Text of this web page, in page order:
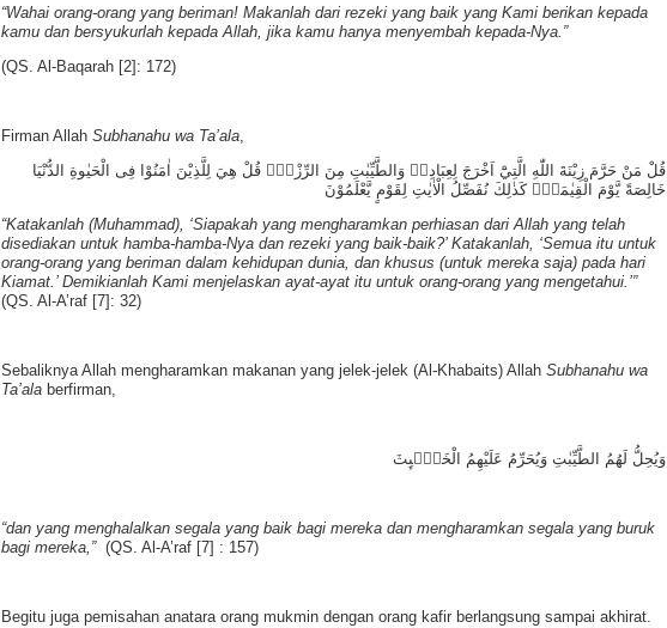
“Wahai orang-orang yang beriman! Makanlah dari rezeki yang baik yang Kami berikan kepada
kamu dan bersyukurlah kepada Allah, jika kamu hanya menyembah kepada-Nya.”
(QS. Al-Baqarah [2]: 172)
Firman Allah Subhanahu wa Ta’ala
قُلْ مَنْ حَرَّمَ زِيْنَةَ اللّٰهِ الَّتِيْٓ اَخْرَجَ لِعِبَادِهٖ وَالطَّيِّبٰتِ مِنَ الرِّزْقِۗ قُلْ هِيَ لِلَّذِيْنَ اٰمَنُوْا فِى الْحَيٰوةِ الدُّنْيَا
خَالِصَةً يَّوْمَ الْقِيٰمَةِۗ كَذٰلِكَ نُفَصِّلُ الْاٰيٰتِ لِقَوْمٍ يَّعْلَمُوْنَ
“Katakanlah (Muhammad), ‘Siapakah yang mengharamkan perhiasan dari Allah yang telah
disediakan untuk hamba-hamba-Nya dan rezeki yang baik-baik?’ Katakanlah, ‘Semua itu untuk
orang-orang yang beriman dalam kehidupan dunia, dan khusus (untuk mereka saja) pada hari
Kiamat.’ Demikianlah Kami menjelaskan ayat-ayat itu untuk orang-orang yang mengetahui.’”
(QS. Al-A’raf [7]: 32)
Sebaliknya Allah mengharamkan makanan yang jelek-jelek (Al-Khabaits) Allah Subhanahu wa
Ta’ala berfirman,
وَيُحِلُّ لَهُمُ الطَّيِّبٰتِ وَيُحَرِّمُ عَلَيْهِمُ الْخَبٰۤىِٕثَ
“dan yang menghalalkan segala yang baik bagi mereka dan mengharamkan segala yang buruk
bagi mereka,” (QS. Al-A’raf [7] : 157)
Begitu juga pemisahan anatara orang mukmin dengan orang kafir berlangsung sampai akhirat.